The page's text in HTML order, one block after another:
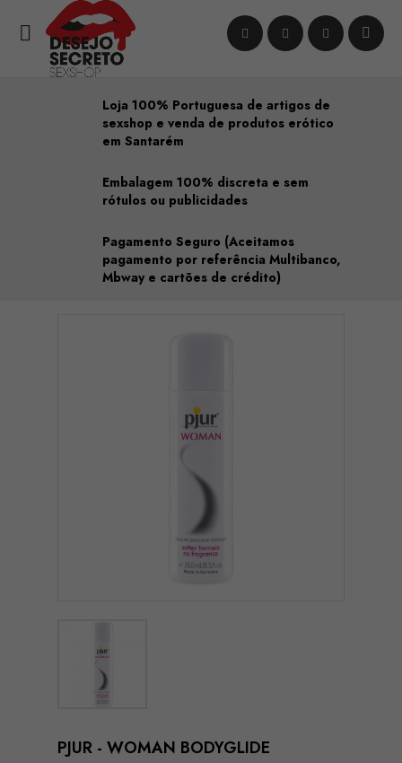

Loja 100% Portuguesa de artigos de
sexshop e venda de produtos erótico
em Santarém
Embalagem 100% discreta e sem
rótulos ou publicidades
Pagamento Seguro (Aceitamos
pagamento por referência Multibanco,
Mbway e cartões de crédito)
PJUR - WOMAN BODYGLIDE